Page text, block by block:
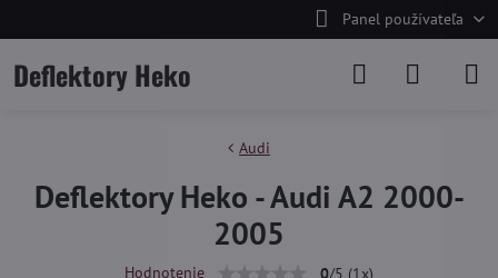
Panel používateľa
Deflektory Heko
Audi
Deflektory Heko - Audi A2 2000-
2005
Hodnotenie 0/5 (1 x)